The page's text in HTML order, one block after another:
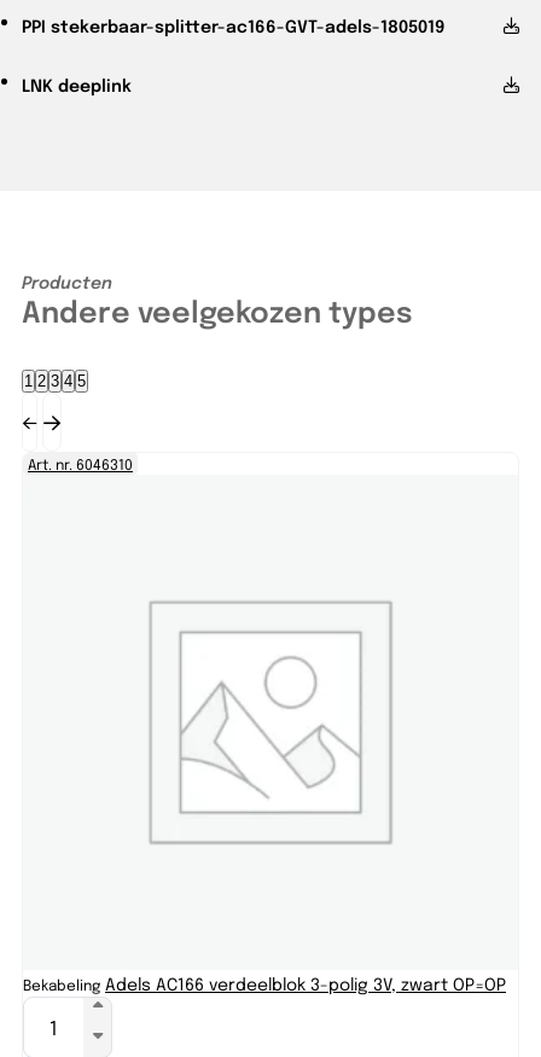
PPI stekerbaar-splitter-ac166-GVT-adels-1805019
LNK deeplink
Producten
Andere veelgekozen types
1 2 3 4 5
Art. nr. 6046310
Bekabeling Adels AC166 verdeelblok 3-polig 3V, zwart OP=OP